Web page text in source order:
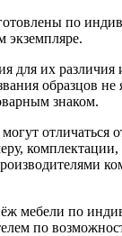
по
экземпляре.
для их различия
образцов не
знаком.
отличаться
мебели по
по